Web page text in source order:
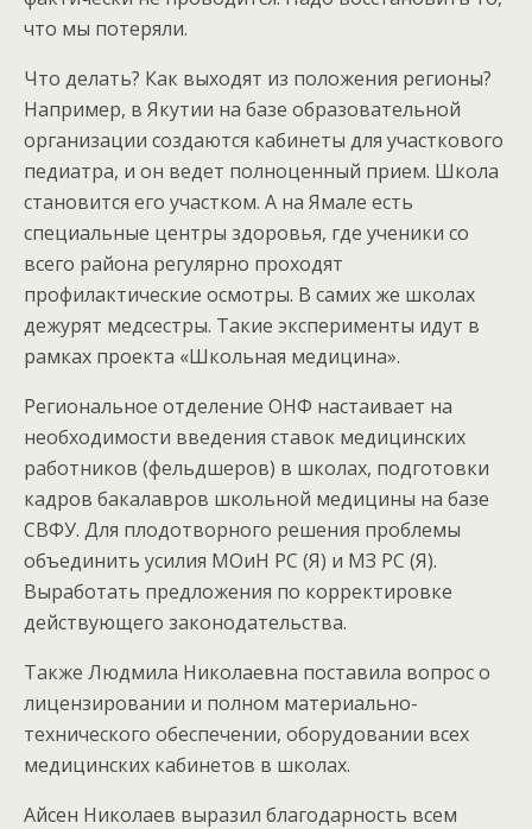
что мы потеряли.
Что делать? Как выходят из положения регионы?
Например, в Якутии на базе образовательной
организации создаются кабинеты для участкового
педиатра, и он ведет полноценный прием. Школа
становится его участком. А на Ямале есть
специальные центры здоровья, где ученики со
всего района регулярно проходят
профилактические осмотры. В самих же школах
дежурят медсестры. Такие эксперименты идут в
рамках проекта «Школьная медицина».
Региональное отделение ОНФ настаивает на
необходимости введения ставок медицинских
работников (фельдшеров) в школах, подготовки
кадров бакалавров школьной медицины на базе
СВФУ. Для плодотворного решения проблемы
объединить усилия МОиН РС (Я) и МЗ РС (Я).
Выработать предложения по корректировке
действующего законодательства.
Также Людмила Николаевна поставила вопрос о
лицензировании и полном материально-
технического обеспечении, оборудовании всех
медицинских кабинетов в школах.
Айсен Николаев выразил благодарность всем